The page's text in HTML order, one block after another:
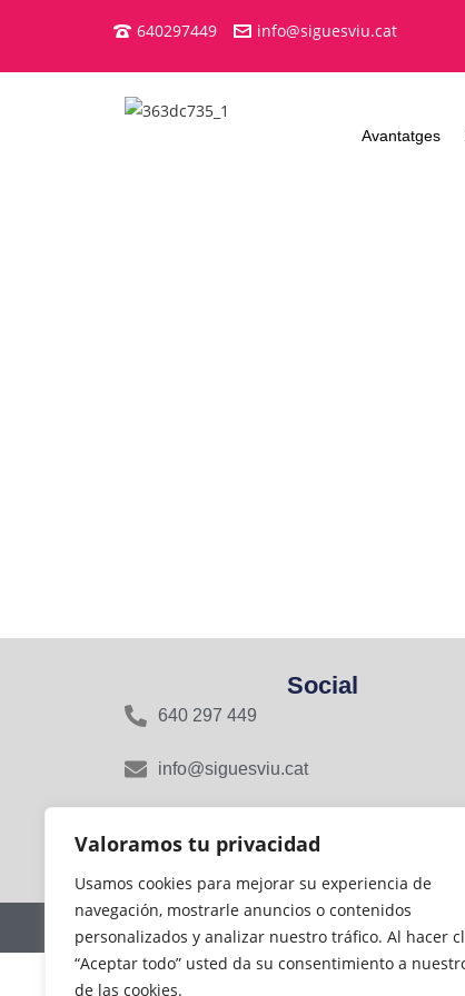
Valoramos tu privacidad
Usamos cookies para mejorar su experiencia de
navegación, mostrarle anuncios o contenidos
personalizados y analizar nuestro tráfico. Al hacer
“Aceptar todo” usted da su consentimiento a
de las cookies.
640297449 info@siguesviu.cat
Avantatges
Social
640 297 449
info@siguesviu.cat
Geltrú, Barcelona